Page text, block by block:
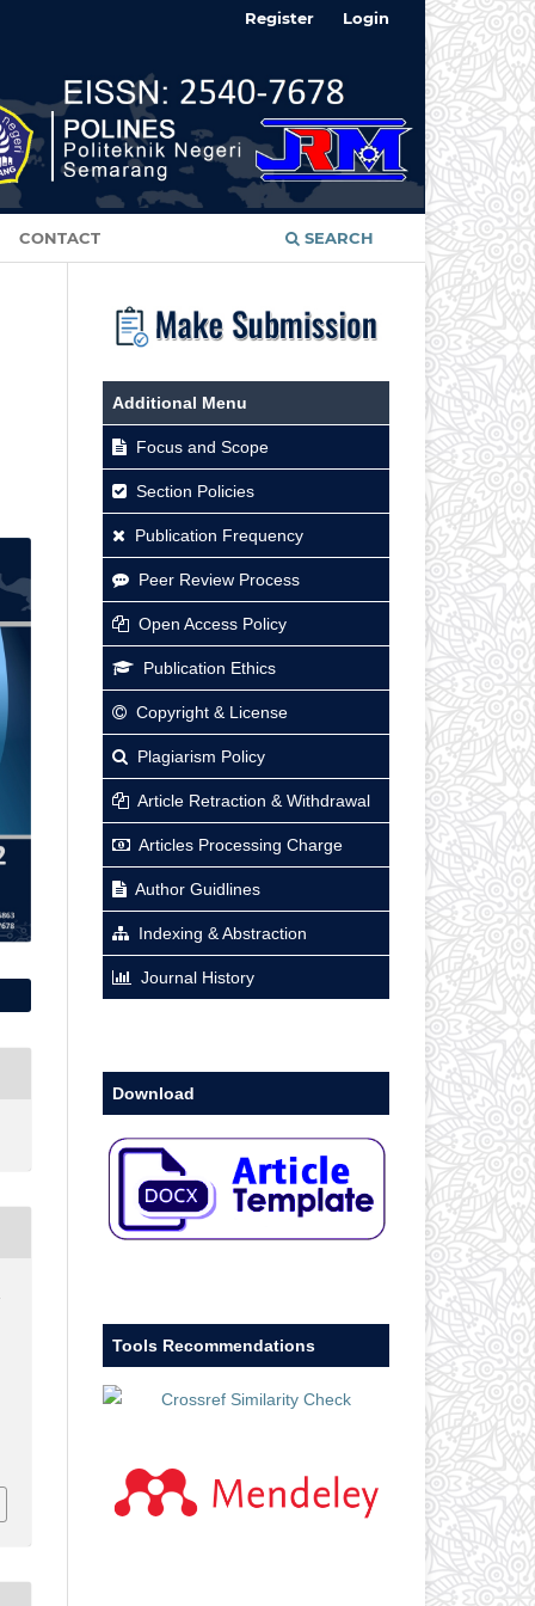
CONTACT SEARCH
Register Login
Additional Menu
Focus and Scope
Section Policies
Publication Frequency
Peer Review Process
Open Access Policy
Publication Ethics
Copyright & License
Plagiarism Policy
Article Retraction & Withdrawal
Articles Processing Charge
Author Guidlines
Indexing & Abstraction
Journal History
Download
Tools Recommendations